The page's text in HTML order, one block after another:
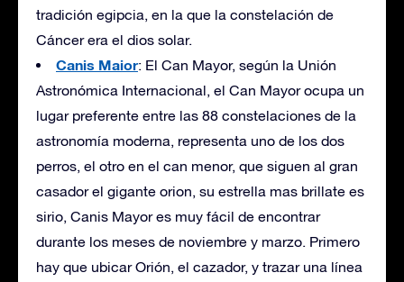
tradición egipcia, en la que la constelación de
Cáncer era el dios solar.
Canis Maior: El Can Mayor, según la Unión
Astronómica Internacional, el Can Mayor ocupa un
lugar preferente entre las 88 constelaciones de la
astronomía moderna, representa uno de los dos
perros, el otro en el can menor, que siguen al gran
casador el gigante orion, su estrella mas brillate es
sirio, Canis Mayor es muy fácil de encontrar
durante los meses de noviembre y marzo. Primero
hay que ubicar Orión, el cazador, y trazar una línea